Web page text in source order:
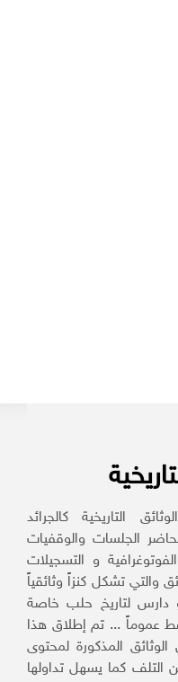
التاريخية كالجرائد
الجلسات والوقفيات
و التسجيلات
والتي تشكل كنزاً وثائقياً
دارس لتاريخ حلب خاصة
عموماً ... تم إطلاق هذا
المذكورة لمحتوى
كما يسهل تداولها